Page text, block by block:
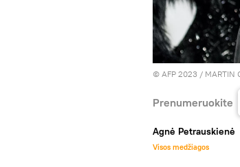
© AFP 2023 / MARTIN
Prenumeruokite
Agnė Petrauskienė
Visos medžiagos